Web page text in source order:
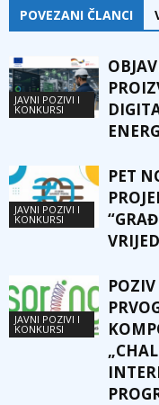
POVEZANI ČLANCI
JAVNI POZIVI I
KONKURSI
JAVNI POZIVI I
KONKURSI
PET
JAVNI POZIVI I
KONKURSI